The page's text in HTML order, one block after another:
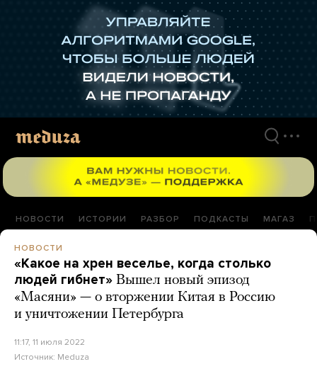
НОВОСТИ ИСТОРИИ РАЗБОР ПОДКАСТЫ МАГАЗ
НОВОСТИ
«Какое на хрен веселье, когда столько
людей гибнет» Вышел новый эпизод
«Масяни» — о вторжении Китая в Россию
и уничтожении Петербурга
11:17, 11 июля 2022
Источник: Meduza